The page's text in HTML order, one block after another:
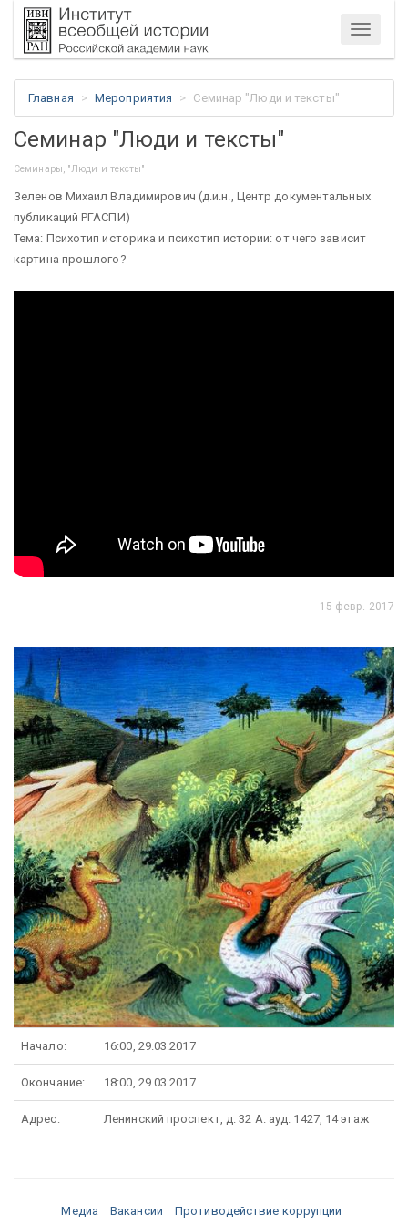
Меню
Главная Мероприятия Семинар "Люди и тексты"
Семинар "Люди и тексты"
Семинары, "Люди и тексты"
Зеленов Михаил Владимирович (д.и.н., Центр документальных
публикаций РГАСПИ)
Тема: Психотип историка и психотип истории: от чего зависит
картина прошлого?
15 февр. 2017
Начало: 16:00, 29.03.2017
Окончание: 18:00, 29.03.2017
Адрес: Ленинский проспект, д. 32 А. ауд. 1427, 14 этаж
Медиа Вакансии Противодействие коррупции